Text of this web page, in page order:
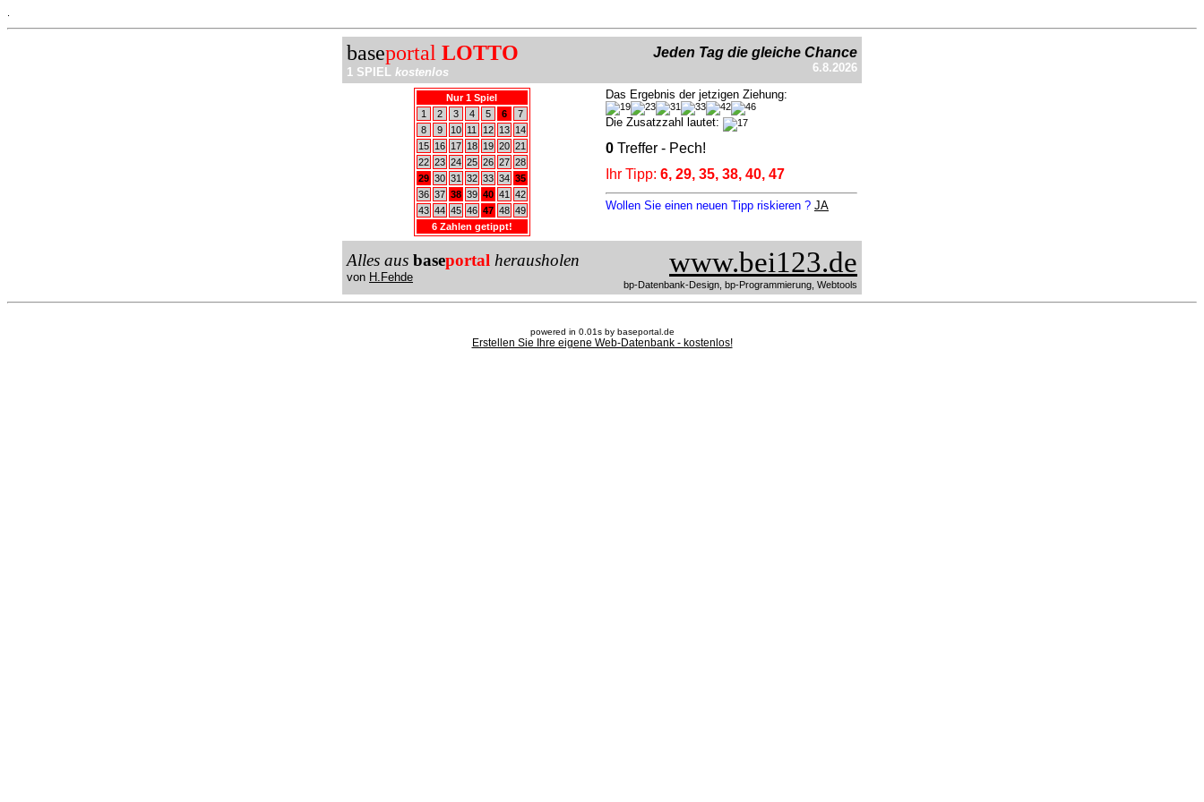
baseportal LOTTO
1 SPIEL kostenlos
Jeden Tag die gleiche Chance
6.8.2026
Nur 1 Spiel
1
2 3 4 5 6
7
8
9 10 11 12 13
14
15
16 17 18 19 20 21
22 23 24 25 26 27 28
29 30 31 32 33 34 35
36 37 38 39 40 41
42
43 44 45 46 47 48 49
6 Zahlen getippt!
Das Ergebnis der jetzigen Ziehung:
Die Zusatzzahl lautet:
0 Treffer - Pech!
Ihr Tipp: 6, 29, 35, 38, 40, 47
Wollen Sie einen neuen Tipp riskieren ? JA
Alles aus baseportal herausholen
von H.Fehde www.bei123.de
bp-Datenbank-Design, bp-Programmierung, Webtools
powered in 0.01s by baseportal.de
Erstellen Sie Ihre eigene Web-Datenbank - kostenlos!